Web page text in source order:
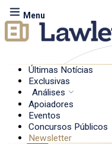
Menu
Últimas Notícias
Exclusivas
Análises
Apoiadores
Eventos
Concursos Públicos
Newsletter